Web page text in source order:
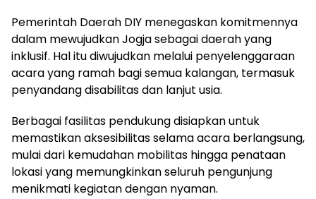
Pemerintah Daerah DIY menegaskan komitmennya
dalam mewujudkan Jogja sebagai daerah yang
inklusif. Hal itu diwujudkan melalui penyelenggaraan
acara yang ramah bagi semua kalangan, termasuk
penyandang disabilitas dan lanjut usia.
Berbagai fasilitas pendukung disiapkan untuk
memastikan aksesibilitas selama acara berlangsung,
mulai dari kemudahan mobilitas hingga penataan
lokasi yang memungkinkan seluruh pengunjung
menikmati kegiatan dengan nyaman.